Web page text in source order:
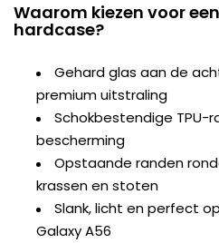
Waarom kiezen voor een
hardcase?
Gehard glas aan de
premium uitstraling
Schokbestendige TPU-
bescherming
Opstaande randen
krassen en stoten
Slank, licht en perfect
Galaxy A56